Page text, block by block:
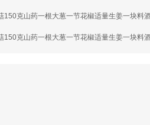
克山药一根大葱一节花椒适量生姜一块料
克山药一根大葱一节花椒适量生姜一块料